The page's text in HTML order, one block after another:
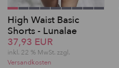
High Waist Basic
Shorts - Lunalae
37,93 EUR
inkl. 22 % MwSt. zzgl.
Versandkosten